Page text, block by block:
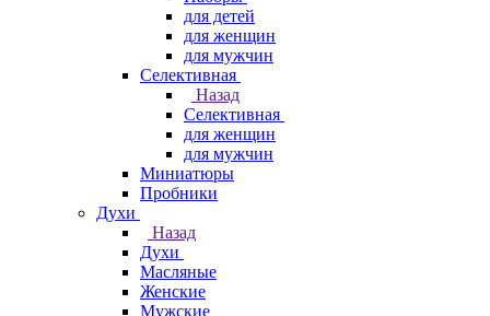
для детей
для женщин
для мужчин
Селективная
Назад
Селективная
для женщин
для мужчин
Миниатюры
Пробники
Духи
Назад
Духи
Масляные
Женские
Мужские